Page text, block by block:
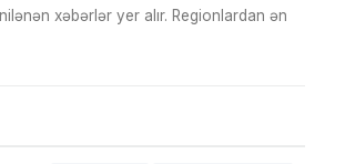
xəbərlər yer alır. Regionlardan ən